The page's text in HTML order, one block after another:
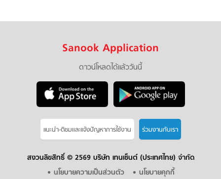
Sanook Application
ดาวน์โหลดได้แล้ววันนี้
แนะนำ-ติชมเเละแจ้งปัญหาการใช้งาน ร่วมงานกับเรา
สงวนลิขสิทธิ์ © 2569 บริษัท เทนเซ็นต์ (ประเทศไทย) จำกัด
นโยบายความเป็นส่วนตัว
นโยบายคุกกี้